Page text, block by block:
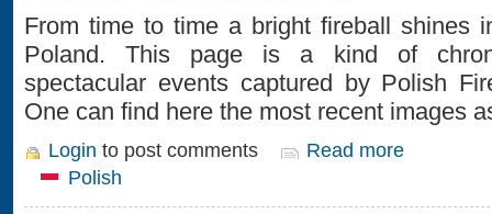
From time to time a bright fireball shines
Poland. This page is a kind of
spectacular events captured by Polish
One can find here the most recent images
Login to post comments
Read more
Polish